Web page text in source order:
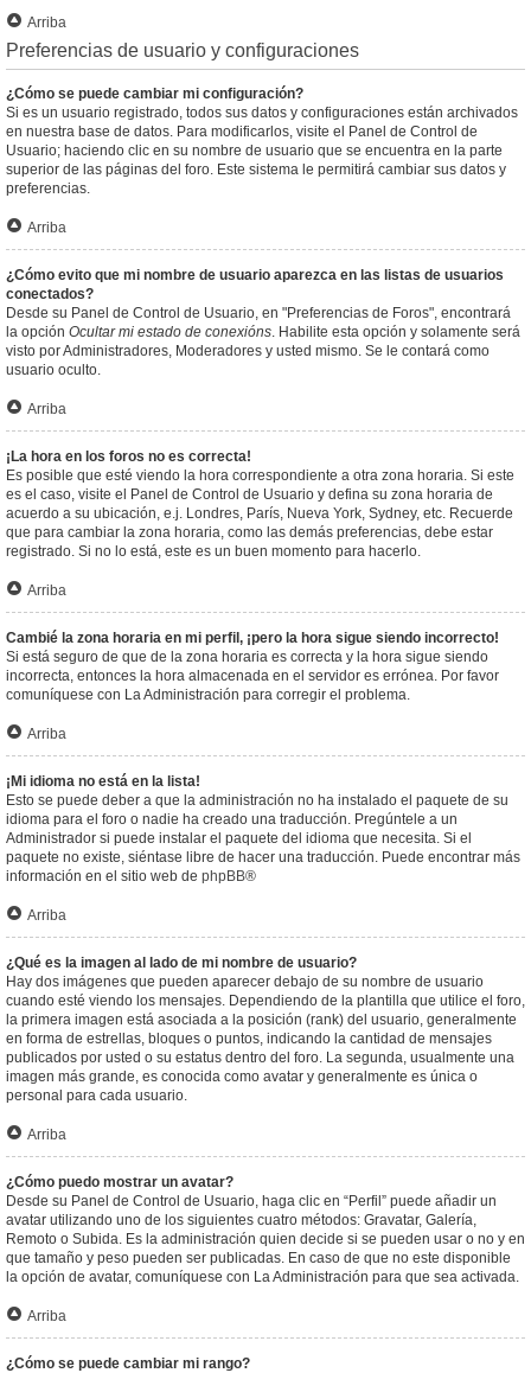
Arriba
Preferencias de usuario y configuraciones
¿Cómo se puede cambiar mi configuración?
Si es un usuario registrado, todos sus datos y configuraciones están archivados
en nuestra base de datos. Para modificarlos, visite el Panel de Control de
Usuario; haciendo clic en su nombre de usuario que se encuentra en la parte
superior de las páginas del foro. Este sistema le permitirá cambiar sus datos y
preferencias.
Arriba
¿Cómo evito que mi nombre de usuario aparezca en las listas de usuarios
conectados?
Desde su Panel de Control de Usuario, en "Preferencias de Foros", encontrará
la opción Ocultar mi estado de conexións. Habilite esta opción y solamente será
visto por Administradores, Moderadores y usted mismo. Se le contará como
usuario oculto.
Arriba
¡La hora en los foros no es correcta!
Es posible que esté viendo la hora correspondiente a otra zona horaria. Si este
es el caso, visite el Panel de Control de Usuario y defina su zona horaria de
acuerdo a su ubicación, e.j. Londres, París, Nueva York, Sydney, etc. Recuerde
que para cambiar la zona horaria, como las demás preferencias, debe estar
registrado. Si no lo está, este es un buen momento para hacerlo.
Arriba
Cambié la zona horaria en mi perfil, ¡pero la hora sigue siendo incorrecto!
Si está seguro de que de la zona horaria es correcta y la hora sigue siendo
incorrecta, entonces la hora almacenada en el servidor es errónea. Por favor
comuníquese con La Administración para corregir el problema.
Arriba
¡Mi idioma no está en la lista!
Esto se puede deber a que la administración no ha instalado el paquete de su
idioma para el foro o nadie ha creado una traducción. Pregúntele a un
Administrador si puede instalar el paquete del idioma que necesita. Si el
paquete no existe, siéntase libre de hacer una traducción. Puede encontrar más
información en el sitio web de phpBB®
Arriba
¿Qué es la imagen al lado de mi nombre de usuario?
Hay dos imágenes que pueden aparecer debajo de su nombre de usuario
cuando esté viendo los mensajes. Dependiendo de la plantilla que utilice el foro,
la primera imagen está asociada a la posición (rank) del usuario, generalmente
en forma de estrellas, bloques o puntos, indicando la cantidad de mensajes
publicados por usted o su estatus dentro del foro. La segunda, usualmente una
imagen más grande, es conocida como avatar y generalmente es única o
personal para cada usuario.
Arriba
¿Cómo puedo mostrar un avatar?
Desde su Panel de Control de Usuario, haga clic en “Perfil” puede añadir un
avatar utilizando uno de los siguientes cuatro métodos: Gravatar, Galería,
Remoto o Subida. Es la administración quien decide si se pueden usar o no y en
que tamaño y peso pueden ser publicadas. En caso de que no este disponible
la opción de avatar, comuníquese con La Administración para que sea activada.
Arriba
¿Cómo se puede cambiar mi rango?